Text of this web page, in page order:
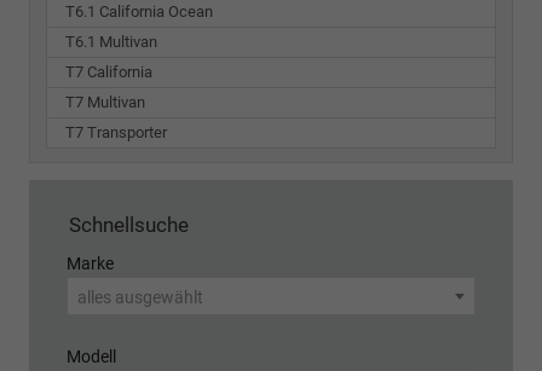
T6.1 California Ocean
T6.1 Multivan
T7 California
T7 Multivan
T7 Transporter
Schnellsuche
Marke
alles ausgewählt
Modell